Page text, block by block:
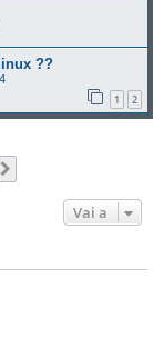
??
1 2
Vai a